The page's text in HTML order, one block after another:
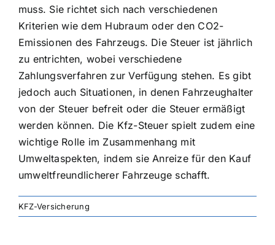
muss. Sie richtet sich nach verschiedenen
Kriterien wie dem Hubraum oder den CO2-
Emissionen des Fahrzeugs. Die Steuer ist jährlich
zu entrichten, wobei verschiedene
Zahlungsverfahren zur Verfügung stehen. Es gibt
jedoch auch Situationen, in denen Fahrzeughalter
von der Steuer befreit oder die Steuer ermäßigt
werden können. Die Kfz-Steuer spielt zudem eine
wichtige Rolle im Zusammenhang mit
Umweltaspekten, indem sieAnreize für den Kauf
umweltfreundlicherer Fahrzeuge schafft.
KFZ-Versicherung